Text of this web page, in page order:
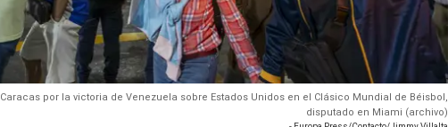
por la victoria de Venezuela sobre Estados Unidos en el Clásico Mundial de Béisbol,
disputado en Miami (archivo)